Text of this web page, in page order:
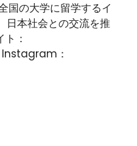
国の大学に留学するイ
日本社会との交流を推
：
：